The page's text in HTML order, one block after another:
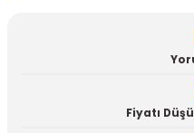
Fiyatı